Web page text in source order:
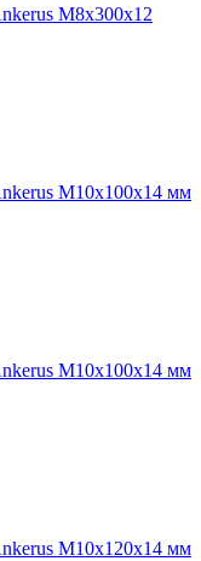
М8х300х12
М10х100х14 мм
М10х100х14 мм
М10х120х14 мм